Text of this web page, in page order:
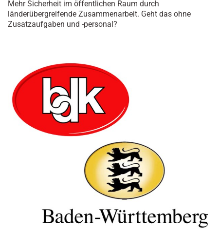
Mehr Sicherheit im öffentlichen Raum durch
länderübergreifende Zusammenarbeit. Geht das ohne
Zusatzaufgaben und -personal?